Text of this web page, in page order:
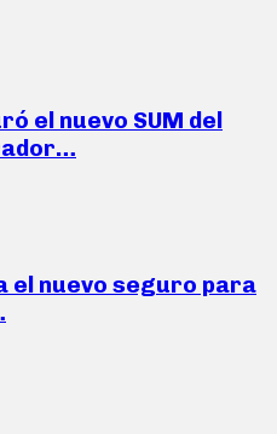
el nuevo SUM del
el nuevo seguro para